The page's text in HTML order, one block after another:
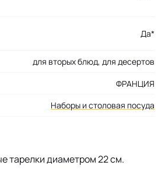
Да*
для вторых блюд, для десертов
ФРАНЦИЯ
Наборы и столовая посуда
тарелки диаметром 22 см.